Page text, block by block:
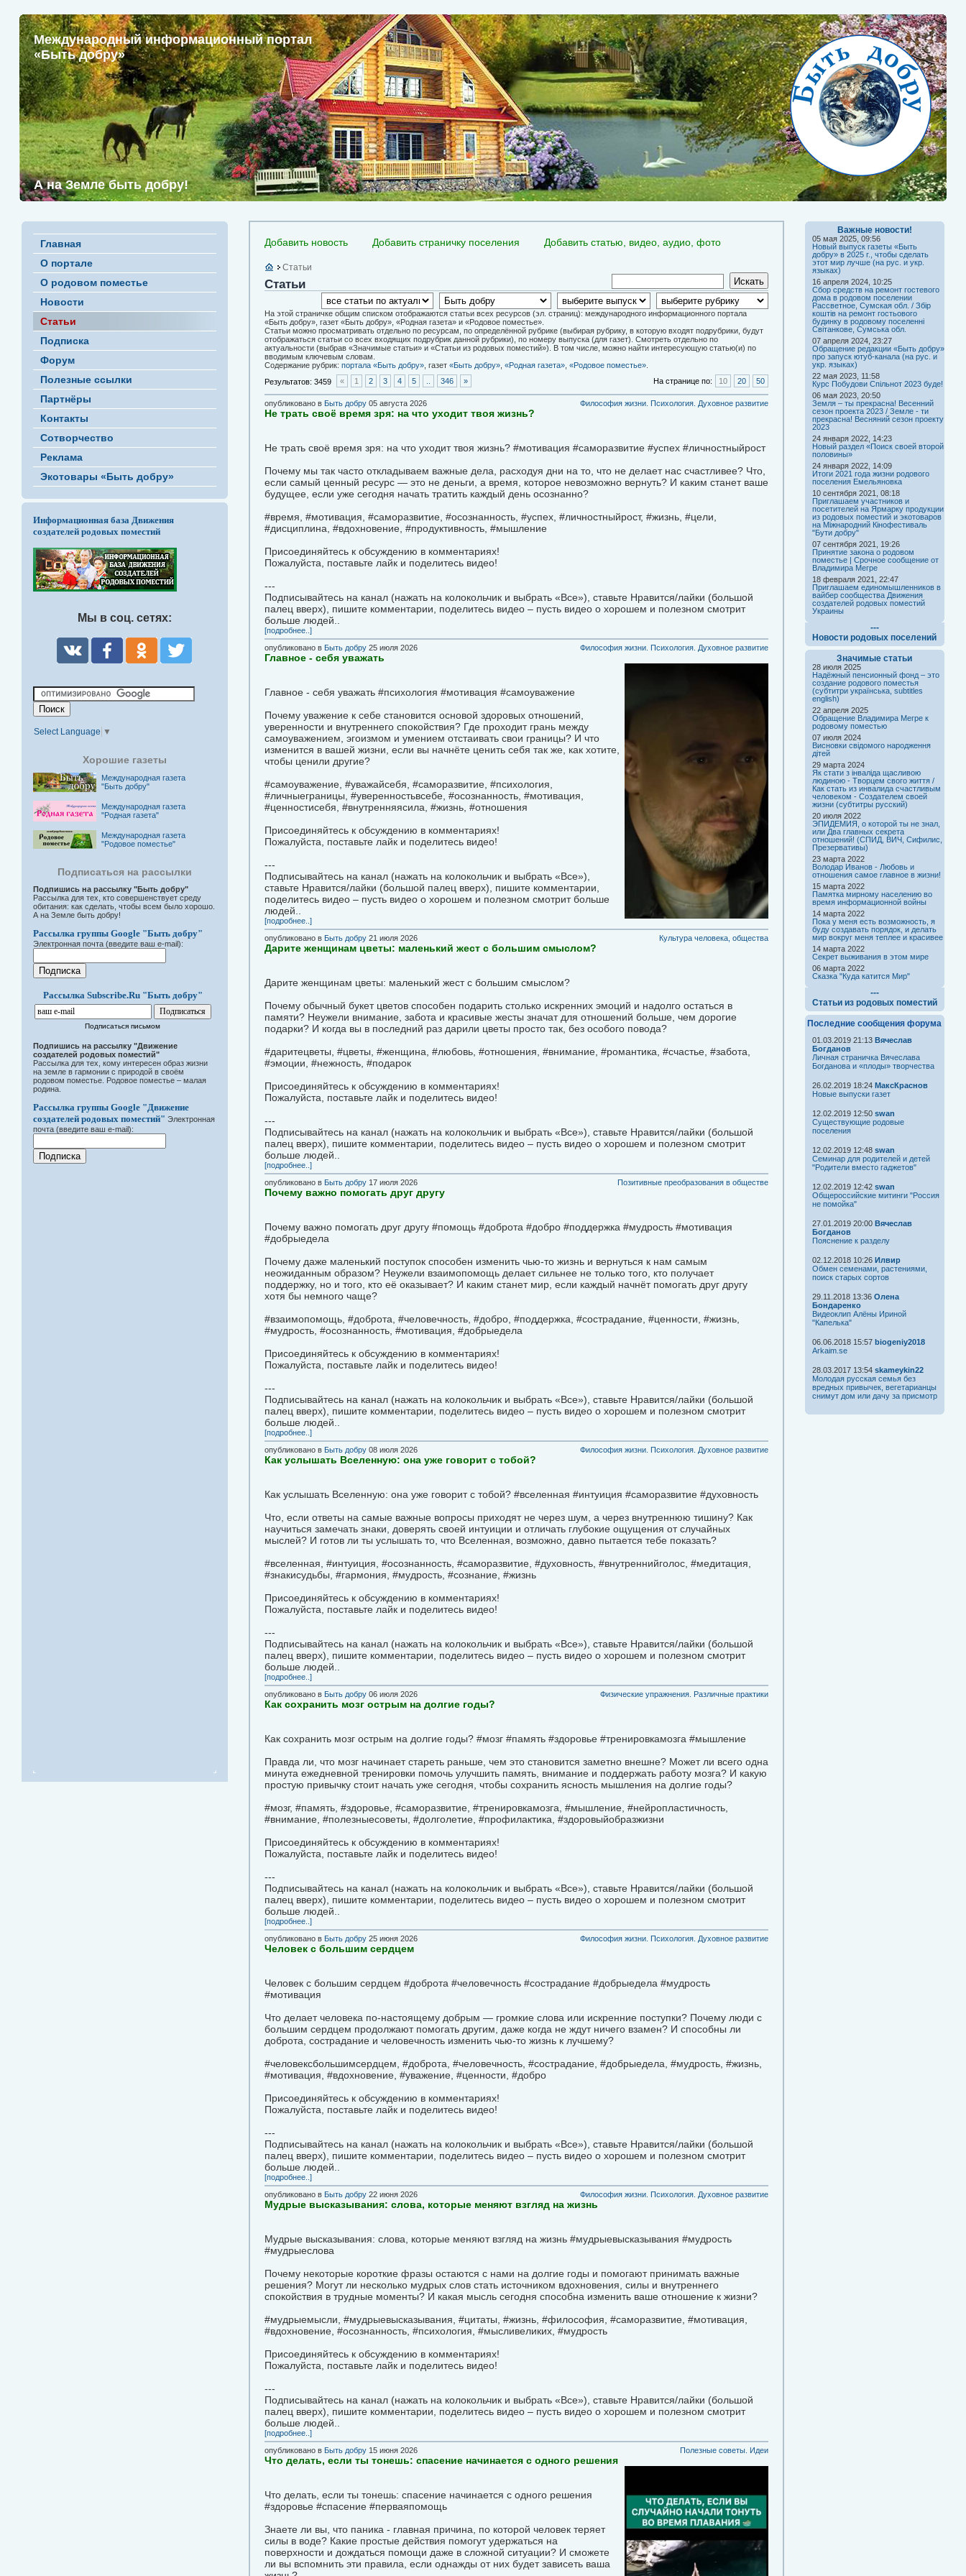
Международный информационный портал
«Быть добру»
А на Земле быть добру!
Главная
О портале
О родовом поместье
Новости
Статьи
Подписка
Форум
Полезные ссылки
Партнёры
Контакты
Сотворчество
Реклама
Экотовары «Быть добру»
Информационная база Движения
создателей родовых поместий
Мы в соц. сетях:
Select Language ▼
Хорошие газеты
Международная газета
"Быть добру"
Международная газета
"Родная газета"
Международная газета
"Родовое поместье"
Подписаться на рассылки
Подпишись на рассылку "Быть добру"
Рассылка для тех, кто совершенствует среду
обитания: как сделать, чтобы всем было хорошо.
А на Земле быть добру!
Рассылка группы Google "Быть добру"
Электронная почта (введите ваш e-mail):
Рассылка Subscribe.Ru "Быть добру"
Подписаться письмом
Подпишись на рассылку "Движение
создателей родовых поместий"
Рассылка для тех, кому интересен образ жизни
на земле в гармонии с природой в своём
родовом поместье. Родовое поместье – малая
родина.
Рассылка группы Google "Движение
создателей родовых поместий" Электронная
почта (введите ваш e-mail):
Добавить новость Добавить страничку поселения Добавить статью, видео, аудио, фото
Статьи
Статьи
На этой страничке общим списком отображаются статьи всех ресурсов (эл. страниц): международного информационного портала
«Быть добру», газет «Быть добру», «Родная газета» и «Родовое поместье».
Статьи можно просматривать отдельно по ресурсам, по определённой рубрике (выбирая рубрику, в которую входят подрубрики, будут
отображаться статьи со всех входящих подрубрик данной рубрики), по номеру выпуска (для газет). Смотреть отдельно по
актуальности (выбрав «Значимые статьи» и «Статьи из родовых поместий»). В том числе, можно найти интересующую статью(и) по
вводимым ключевым словам.
Содержание рубрик: портала «Быть добру», газет «Быть добру», «Родная газета», «Родовое поместье».
Результатов: 3459
На странице по: 10 20 50
« 1 2 3 4 5 346 »
Философия жизни. Психология. Духовное развитие
опубликовано в Быть добру05 августа 2026
Не трать своё время зря: на что уходит твоя жизнь?
Не трать своё время зря: на что уходит твоя жизнь? #мотивация #саморазвитие #успех #личностныйрост
Почему мы так часто откладываем важные дела, расходуя дни на то, что не делает нас счастливее? Что,
если самый ценный ресурс — это не деньги, а время, которое невозможно вернуть? И каким станет ваше
будущее, если уже сегодня начать тратить каждый день осознанно?
#время, #мотивация, #саморазвитие, #осознанность, #успех, #личностныйрост, #жизнь, #цели,
#дисциплина, #вдохновение, #продуктивность, #мышление
Присоединяйтесь к обсуждению в комментариях!
Пожалуйста, поставьте лайк и поделитесь видео!
---
Подписывайтесь на канал (нажать на колокольчик и выбрать «Все»), ставьте Нравится/лайки (большой
палец вверх), пишите комментарии, поделитесь видео – пусть видео о хорошем и полезном смотрит
больше людей..
[подробнее..]
Философия жизни. Психология. Духовное развитие
опубликовано в Быть добру25 июля 2026
Главное - себя уважать
Главное - себя уважать #психология #мотивация #самоуважение
Почему уважение к себе становится основой здоровых отношений,
уверенности и внутреннего спокойствия? Где проходит грань между
самоуважением, эгоизмом и умением отстаивать свои границы? И что
изменится в вашей жизни, если вы начнёте ценить себя так же, как хотите,
чтобы ценили другие?
#самоуважение, #уважайсебя, #саморазвитие, #психология,
#личныеграницы, #уверенностьвсебе, #осознанность, #мотивация,
#ценностисебя, #внутренняясила, #жизнь, #отношения
Присоединяйтесь к обсуждению в комментариях!
Пожалуйста, поставьте лайк и поделитесь видео!
---
Подписывайтесь на канал (нажать на колокольчик и выбрать «Все»),
ставьте Нравится/лайки (большой палец вверх), пишите комментарии,
поделитесь видео – пусть видео о хорошем и полезном смотрит больше
людей..
[подробнее..]
Культура человека, общества
опубликовано в Быть добру21 июля 2026
Дарите женщинам цветы: маленький жест с большим смыслом?
Дарите женщинам цветы: маленький жест с большим смыслом?
Почему обычный букет цветов способен подарить столько искренних эмоций и надолго остаться в
памяти? Неужели внимание, забота и красивые жесты значат для отношений больше, чем дорогие
подарки? И когда вы в последний раз дарили цветы просто так, без особого повода?
#даритецветы, #цветы, #женщина, #любовь, #отношения, #внимание, #романтика, #счастье, #забота,
#эмоции, #нежность, #подарок
Присоединяйтесь к обсуждению в комментариях!
Пожалуйста, поставьте лайк и поделитесь видео!
---
Подписывайтесь на канал (нажать на колокольчик и выбрать «Все»), ставьте Нравится/лайки (большой
палец вверх), пишите комментарии, поделитесь видео – пусть видео о хорошем и полезном смотрит
больше людей..
[подробнее..]
Позитивные преобразования в обществе
опубликовано в Быть добру17 июля 2026
Почему важно помогать друг другу
Почему важно помогать друг другу #помощь #доброта #добро #поддержка #мудрость #мотивация
#добрыедела
Почему даже маленький поступок способен изменить чью-то жизнь и вернуться к нам самым
неожиданным образом? Неужели взаимопомощь делает сильнее не только того, кто получает
поддержку, но и того, кто её оказывает? И каким станет мир, если каждый начнёт помогать друг другу
хотя бы немного чаще?
#взаимопомощь, #доброта, #человечность, #добро, #поддержка, #сострадание, #ценности, #жизнь,
#мудрость, #осознанность, #мотивация, #добрыедела
Присоединяйтесь к обсуждению в комментариях!
Пожалуйста, поставьте лайк и поделитесь видео!
---
Подписывайтесь на канал (нажать на колокольчик и выбрать «Все»), ставьте Нравится/лайки (большой
палец вверх), пишите комментарии, поделитесь видео – пусть видео о хорошем и полезном смотрит
больше людей..
[подробнее..]
Философия жизни. Психология. Духовное развитие
опубликовано в Быть добру08 июля 2026
Как услышать Вселенную: она уже говорит с тобой?
Как услышать Вселенную: она уже говорит с тобой? #вселенная #интуиция #саморазвитие #духовность
Что, если ответы на самые важные вопросы приходят не через шум, а через внутреннюю тишину? Как
научиться замечать знаки, доверять своей интуиции и отличать глубокие ощущения от случайных
мыслей? И готов ли ты услышать то, что Вселенная, возможно, давно пытается тебе показать?
#вселенная, #интуиция, #осознанность, #саморазвитие, #духовность, #внутреннийголос, #медитация,
#знакисудьбы, #гармония, #мудрость, #сознание, #жизнь
Присоединяйтесь к обсуждению в комментариях!
Пожалуйста, поставьте лайк и поделитесь видео!
---
Подписывайтесь на канал (нажать на колокольчик и выбрать «Все»), ставьте Нравится/лайки (большой
палец вверх), пишите комментарии, поделитесь видео – пусть видео о хорошем и полезном смотрит
больше людей..
[подробнее..]
Физические упражнения. Различные практики
опубликовано в Быть добру06 июля 2026
Как сохранить мозг острым на долгие годы?
Как сохранить мозг острым на долгие годы? #мозг #память #здоровье #тренировкамозга #мышление
Правда ли, что мозг начинает стареть раньше, чем это становится заметно внешне? Может ли всего одна
минута ежедневной тренировки помочь улучшить память, внимание и поддержать работу мозга? И какую
простую привычку стоит начать уже сегодня, чтобы сохранить ясность мышления на долгие годы?
#мозг, #память, #здоровье, #саморазвитие, #тренировкамозга, #мышление, #нейропластичность,
#внимание, #полезныесоветы, #долголетие, #профилактика, #здоровыйобразжизни
Присоединяйтесь к обсуждению в комментариях!
Пожалуйста, поставьте лайк и поделитесь видео!
---
Подписывайтесь на канал (нажать на колокольчик и выбрать «Все»), ставьте Нравится/лайки (большой
палец вверх), пишите комментарии, поделитесь видео – пусть видео о хорошем и полезном смотрит
больше людей..
[подробнее..]
Философия жизни. Психология. Духовное развитие
опубликовано в Быть добру25 июня 2026
Человек с большим сердцем
Человек с большим сердцем #доброта #человечность #сострадание #добрыедела #мудрость
#мотивация
Что делает человека по-настоящему добрым — громкие слова или искренние поступки? Почему люди с
большим сердцем продолжают помогать другим, даже когда не ждут ничего взамен? И способны ли
доброта, сострадание и человечность изменить чью-то жизнь к лучшему?
#человексбольшимсердцем, #доброта, #человечность, #сострадание, #добрыедела, #мудрость, #жизнь,
#мотивация, #вдохновение, #уважение, #ценности, #добро
Присоединяйтесь к обсуждению в комментариях!
Пожалуйста, поставьте лайк и поделитесь видео!
---
Подписывайтесь на канал (нажать на колокольчик и выбрать «Все»), ставьте Нравится/лайки (большой
палец вверх), пишите комментарии, поделитесь видео – пусть видео о хорошем и полезном смотрит
больше людей..
[подробнее..]
Философия жизни. Психология. Духовное развитие
опубликовано в Быть добру22 июня 2026
Мудрые высказывания: слова, которые меняют взгляд на жизнь
Мудрые высказывания: слова, которые меняют взгляд на жизнь #мудрыевысказывания #мудрость
#мудрыеслова
Почему некоторые короткие фразы остаются с нами на долгие годы и помогают принимать важные
решения? Могут ли несколько мудрых слов стать источником вдохновения, силы и внутреннего
спокойствия в трудные моменты? И какая мысль сегодня способна изменить ваше отношение к жизни?
#мудрыемысли, #мудрыевысказывания, #цитаты, #жизнь, #философия, #саморазвитие, #мотивация,
#вдохновение, #осознанность, #психология, #мысливеликих, #мудрость
Присоединяйтесь к обсуждению в комментариях!
Пожалуйста, поставьте лайк и поделитесь видео!
---
Подписывайтесь на канал (нажать на колокольчик и выбрать «Все»), ставьте Нравится/лайки (большой
палец вверх), пишите комментарии, поделитесь видео – пусть видео о хорошем и полезном смотрит
больше людей..
[подробнее..]
Полезные советы. Идеи
опубликовано в Быть добру15 июня 2026
Что делать, если ты тонешь: спасение начинается с одного решения
Что делать, если ты тонешь: спасение начинается с одного решения
#здоровье #спасение #перваяпомощь
Знаете ли вы, что паника - главная причина, по которой человек теряет
силы в воде? Какие простые действия помогут удержаться на
поверхности и дождаться помощи даже в сложной ситуации? И сможете
ли вы вспомнить эти правила, если однажды от них будет зависеть ваша
Важные новости!
05 мая 2025, 09:56
Новый выпуск газеты «Быть
добру» в 2025 г., чтобы сделать
этот мир лучше (на рус. и укр.
языках)
16 апреля 2024, 10:25
Сбор средств на ремонт гостевого
дома в родовом поселении
Рассветное, Сумская обл. / Збір
коштів на ремонт гостьового
будинку в родовому поселенні
Світанкове, Сумська обл.
07 апреля 2024, 23:27
Обращение редакции «Быть добру»
про запуск ютуб-канала (на рус. и
укр. языках)
22 мая 2023, 11:58
Курс Побудови Спільнот 2023 буде!
06 мая 2023, 20:50
Земля – ты прекрасна! Весенний
сезон проекта 2023 / Земле - ти
прекрасна! Весняний сезон проекту
2023
24 января 2022, 14:23
Новый раздел «Поиск своей второй
половины»
24 января 2022, 14:09
Итоги 2021 года жизни родового
поселения Емельяновка
10 сентября 2021, 08:18
Приглашаем участников и
посетителей на Ярмарку продукции
из родовых поместий и экотоваров
на Міжнародний Кінофестиваль
"Бути добру"
07 сентября 2021, 19:26
Принятие закона о родовом
поместье | Срочное сообщение от
Владимира Мегре
18 февраля 2021, 22:47
Приглашаем единомышленников в
вайбер сообщества Движения
создателей родовых поместий
Украины
---
Новости родовых поселений
Значимые статьи
28 июля 2025
Надёжный пенсионный фонд – это
создание родового поместья
(субтитри українська, subtitles
english)
22 апреля 2025
Обращение Владимира Мегре к
родовому поместью
07 июля 2024
Висновки свідомого народження
дітей
29 марта 2024
Як стати з інваліда щасливою
людиною - Творцем свого життя /
Как стать из инвалида счастливым
человеком - Создателем своей
жизни (субтитры русский)
20 июля 2022
ЭПИДЕМИЯ, о которой ты не знал,
или Два главных секрета
отношений! (СПИД, ВИЧ, Сифилис,
Презервативы)
23 марта 2022
Володар Иванов - Любовь и
отношения самое главное в жизни!
15 марта 2022
Памятка мирному населению во
время информационной войны
14 марта 2022
Пока у меня есть возможность, я
буду создавать порядок, и делать
мир вокруг меня теплее и красивее
14 марта 2022
Секрет выживания в этом мире
06 марта 2022
Сказка "Куда катится Мир"
---
Статьи из родовых поместий
Последние сообщения форума
01.03.2019 21:13 Вячеслав
Богданов
Личная страничка Вячеслава
Богданова и «плоды» творчества
26.02.2019 18:24 МаксКраснов
Новые выпуски газет
12.02.2019 12:50 swan
Существующие родовые
поселения
12.02.2019 12:48 swan
Семинар для родителей и детей
"Родители вместо гаджетов"
12.02.2019 12:42 swan
Общероссийские митинги "Россия
не помойка"
27.01.2019 20:00 Вячеслав
Богданов
Пояснение к разделу
02.12.2018 10:26 Илвир
Обмен семенами, растениями,
поиск старых сортов
29.11.2018 13:36 Олена
Бондаренко
Видеоклип Алёны Ириной
"Капелька"
06.06.2018 15:57 biogeniy2018
Arkaim.se
28.03.2017 13:54 skameykin22
Молодая русская семья без
вредных привычек, вегетарианцы
снимут дом или дачу за присмотр